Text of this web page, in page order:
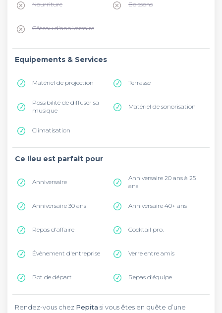
Nourriture Boissons
Gâteau d'anniversaire
Equipements & Services
Matériel de projection Terrasse
Possibilité de diffuser sa
musique
Matériel de sonorisation
Climatisation
Ce lieu est parfait pour
Anniversaire
Anniversaire 20 ans à 25
ans
Anniversaire 30 ans Anniversaire 40+ ans
Repas d'affaire Cocktail pro.
Évènement d'entreprise Verre entre amis
Pot de départ Repas d'équipe
Rendez-vous chez Pepita si vous êtes en quête d’une